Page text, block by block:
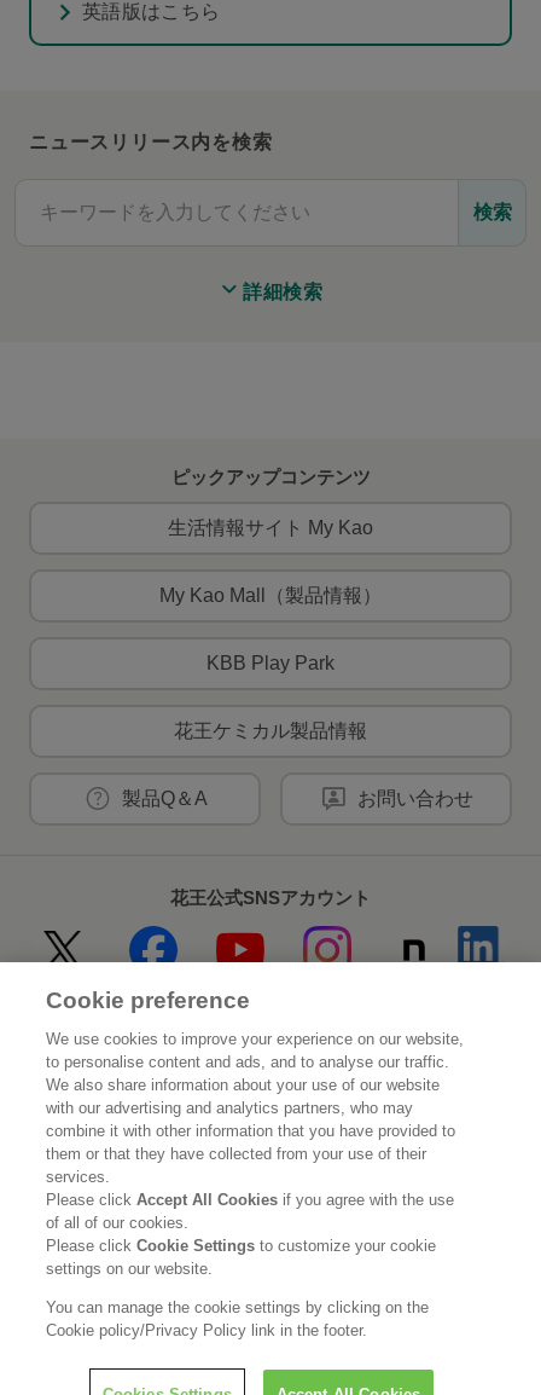
英語版はこちら
ニュースリリース内を検索
検索
詳細検索
ピックアップコンテンツ
生活情報サイト My Kao
My Kao Mall（製品情報）
KBB Play Park
花王ケミカル製品情報
製品Q＆A お問い合わせ
花王公式SNSアカウント
Home 花王について
サステナビリティ イノベーション
ブランド 投資家情報
ニュースルーム 採用情報
利用規約 花王のアクセシビリティ 個人情報保護方針
利用者情報の外部送信 ソーシャルメディアポリシー
Cookie preference
We use cookies to improve your experience on our website,
to personalise content and ads, and to analyse our traffic.
We also share information about your use of our website
with our advertising and analytics partners, who may
combine it with other information that you have provided to
them or that they have collected from your use of their
services.
Please clickAccept All Cookies if you agree with the use
of all of our cookies.
Please clickCookie Settingsto customize your cookie
settings on our website.
You can manage the cookie settings by clicking on the
Cookie policy/Privacy Policy link in the footer.